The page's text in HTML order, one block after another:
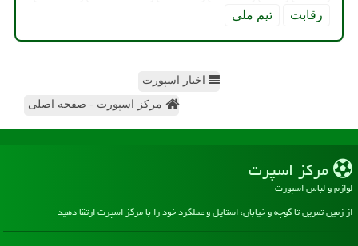
رقابت
تیم ملی
اخبار اسپورت
مرکز اسپورت - صفحه اصلی
مركز اسپرت
لوازم و لباس اسپورت
از زمین تمرین تا کوچه و خیابان، استایل و عملکرد خود را با مرکز اسپرت ارتقا دهید